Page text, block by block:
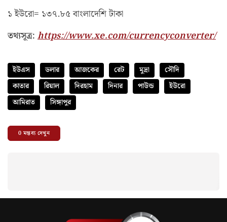
১ ইউরো= ১৩৭.৮৫ বাংলাদেশি টাকা
তথ্যসূত্র: https://www.xe.com/currencyconverter/
ইউএস ডলার আজকের রেট মুদ্রা
সৌদি
কাতার
রিয়াল দিরহাম দিনার পাউন্ড
ইউরো
আমিরাত
সিঙ্গাপুর
0মন্তব্য দেখুন